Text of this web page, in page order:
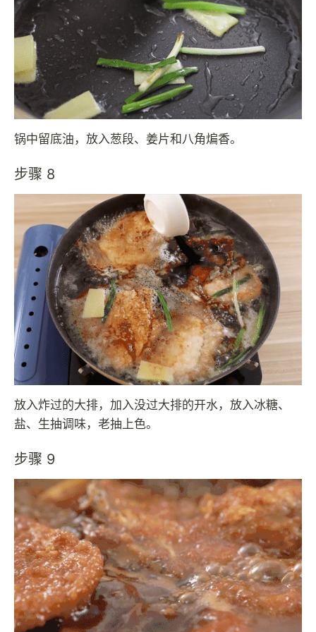
锅中留底油，放入葱段、姜片和八角煸香。
步骤 8
放入炸过的大排，加入没过大排的开水，放入冰糖、
盐、生抽调味，老抽上色。
步骤 9